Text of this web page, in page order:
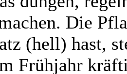
Die
(hell) hast,
Frühjahr